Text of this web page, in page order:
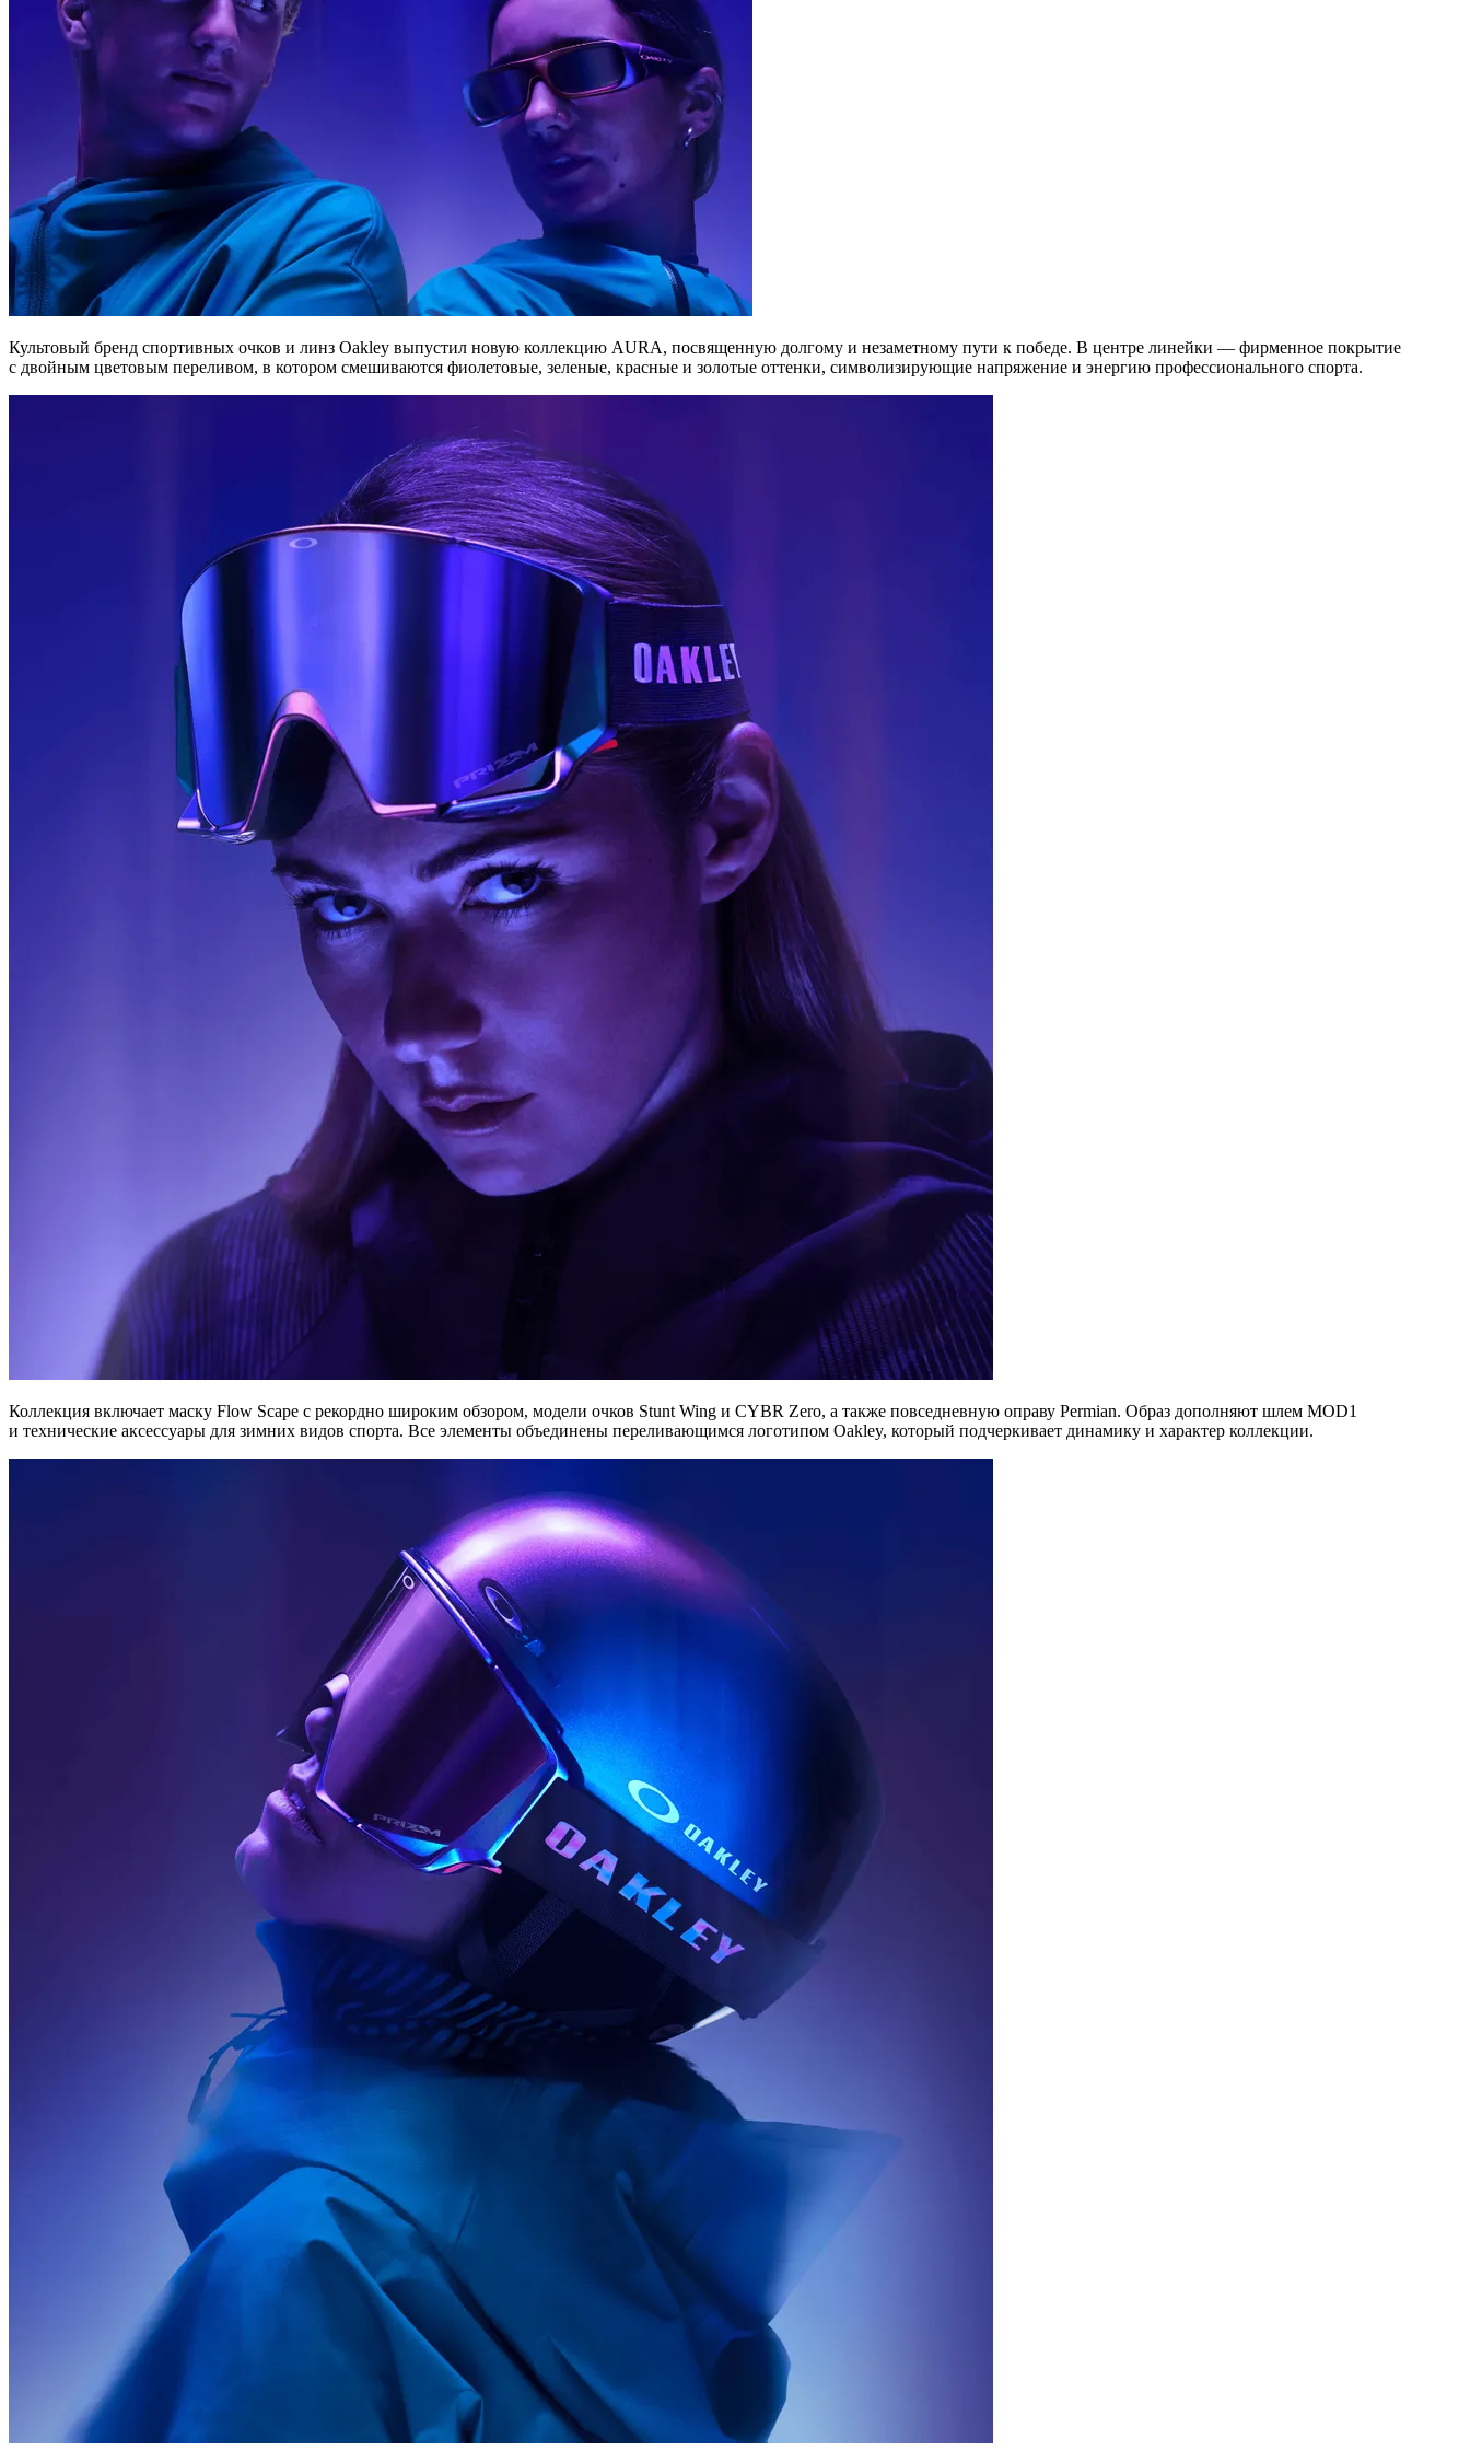
Культовый бренд спортивных очков и линз Oakley выпустил новую коллекцию AURA, посвященную долгому и незаметному пути к победе. В центре линейки — фирменное покрытие
с двойным цветовым переливом, в котором смешиваются фиолетовые, зеленые, красные и золотые оттенки, символизирующие напряжение и энергию профессионального спорта.
Коллекция включает маску Flow Scape с рекордно широким обзором, модели очков Stunt Wing и CYBR Zero, а также повседневную оправу Permian. Образ дополняют шлем MOD1
и технические аксессуары для зимних видов спорта. Все элементы объединены переливающимся логотипом Oakley, который подчеркивает динамику и характер коллекции.